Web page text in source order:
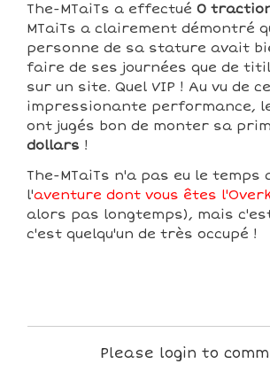
The-MTaiTs a effectué 0
MTaiTs a clairement démontré
personne de sa stature avait
faire de ses journées que de
sur un site. Quel VIP ! Au vu de
impressionante performance,
ont jugés bon de monter sa
dollars !
The-MTaiTs n'a pas eu le temps
l'aventure dont vous êtes
alors pas longtemps), mais
c'est quelqu'un de très occupé !
Please login to